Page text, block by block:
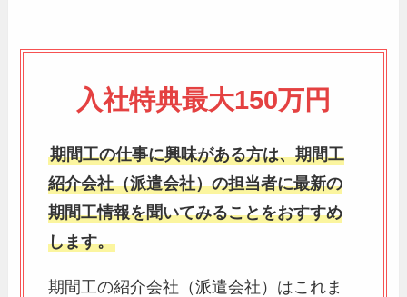
入社特典最大150万円
期間工の仕事に興味がある方は、期間工
紹介会社（派遣会社）の担当者に最新の
期間工情報を聞いてみることをおすすめ
します。
期間工の紹介会社（派遣会社）はこれま